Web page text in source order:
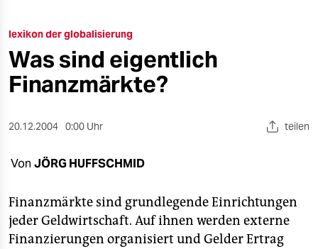
öko
gesellschaft
sport
berlin
nord
wahrheit
lexikon der globalisierung
Was sind eigentlich
Finanzmärkte?
20.12.2004 0:00 Uhr teilen
Von JÖRG HUFFSCHMID
Finanzmärkte sind grundlegende Einrichtungen
jeder Geldwirtschaft. Auf ihnen werden externe
Finanzierungen organisiert und Gelder Ertrag